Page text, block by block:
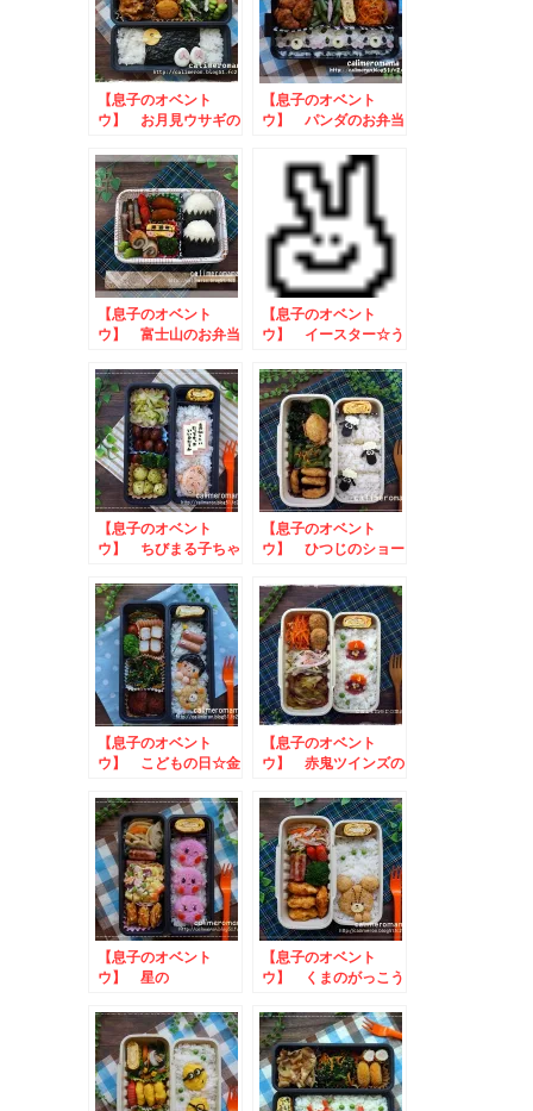
【息子のオベント
ウ】 お月見ウサギの
ープンサンドをつくろ
う！
【息子のオベント
ウ】 パンダのお弁当
の推しメシ投稿キャン
ペーン
【息子のオベント
ウ】 富士山のお弁当
【息子のオベント
ウ】 イースター☆う
【息子のオベント
ウ】 ちびまる子ちゃ
【息子のオベント
ウ】 ひつじのショー
マサTwitterキャンペ
ーン
【息子のオベント
ウ】 こどもの日☆金
【息子のオベント
ウ】 赤鬼ツインズの
ル クリスマス写真投
稿キャンペーン
【息子のオベント
ウ】 星の
【息子のオベント
ウ】 くまのがっこう